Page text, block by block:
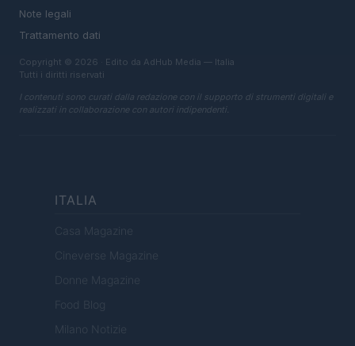
Note legali
Trattamento dati
Copyright © 2026 · Edito da AdHub Media — Italia
Tutti i diritti riservati
I contenuti sono curati dalla redazione con il supporto di strumenti digitali e
realizzati in collaborazione con autori indipendenti.
ITALIA
Casa Magazine
Cineverse Magazine
Donne Magazine
Food Blog
Milano Notizie